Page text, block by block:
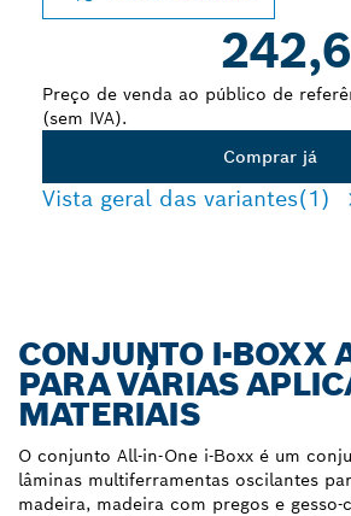
Preço de venda ao público de
(sem IVA).
Comprar já
Vista geral das variantes(1)
CONJUNTO I-BOXX
PARA VÁRIAS
MATERIAIS
O conjunto All-in-One i-Boxx é um
lâminas multiferramentas oscilantes
madeira, madeira com pregos e